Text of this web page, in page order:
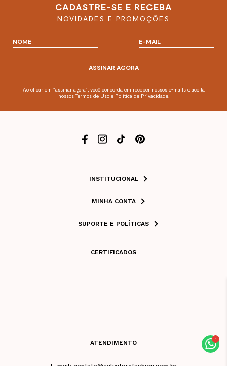
CADASTRE-SE E RECEBA
NOVIDADES E PROMOÇÕES
ASSINAR AGORA
Ao clicar em "assinar agora", você concorda em receber nossos e-mails e aceita
nossos Termos de Uso e Política de Privacidade.
INSTITUCIONAL
MINHA CONTA
SUPORTE E POLÍTICAS
CERTIFICADOS
ATENDIMENTO